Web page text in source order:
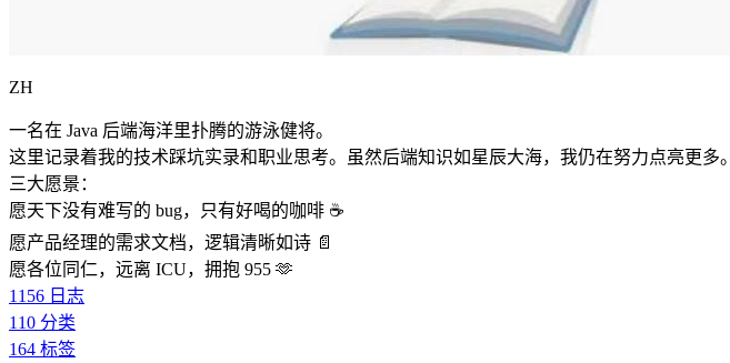
ZH
一名在 Java 后端海洋里扑腾的游泳健将。
这里记录着我的技术踩坑实录和职业思考。虽然后端知识如星辰大海，我仍在努力点亮更多。
三大愿景：
愿天下没有难写的 bug，只有好喝的咖啡 ☕️
愿产品经理的需求文档，逻辑清晰如诗 📄
愿各位同仁，远离 ICU，拥抱 955 🫶
1156 日志
110 分类
164 标签